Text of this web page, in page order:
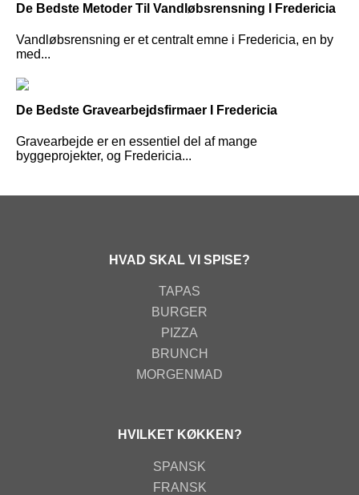
De Bedste Metoder Til Vandløbsrensning I Fredericia
Vandløbsrensning er et centralt emne i Fredericia, en by
med...
De Bedste Gravearbejdsfirmaer I Fredericia
Gravearbejde er en essentiel del af mange
byggeprojekter, og Fredericia...
HVAD SKAL VI SPISE?
TAPAS
BURGER
PIZZA
BRUNCH
MORGENMAD
HVILKET KØKKEN?
SPANSK
FRANSK